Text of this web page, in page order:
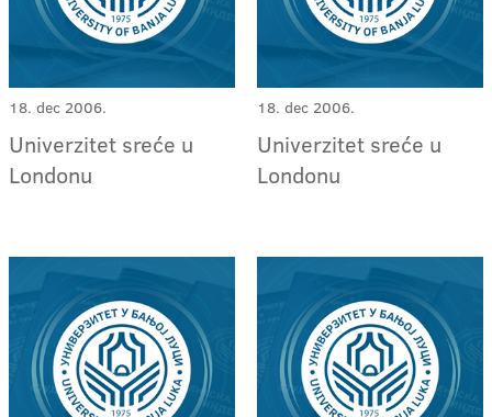
18. dec 2006.
Univerzitet sreće u
Londonu
18. dec 2006.
Univerzitet sreće u
Londonu